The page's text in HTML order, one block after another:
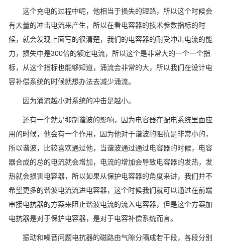
这个充电的过程中呢，他相当于损失的短路，所以这个时候会
有大量的冲击电流来产生，所以在看电容器的技术参数指标的时
候，就会发现上面写的很清楚，我们的电容器的耐受冲击电流的能
力，损失中是300倍的额定电流，所以这个是非常大的一个一个指
标，从这个指标也能够知道，涌流会非常的大，所以我们在设计电
容补偿系统的时候就想办法去减少涌流。
因为涌流越小对系统的冲击是越小。
还有一个就是抑制谐波的影响，因为电容器在配电系统里面应
用的时候，他会有一个作用，因为他对于谐波的阻抗是非常小的，
所以谐波，比较喜欢通过他，当谐波通过通过电容器的时候，电容
器合成的总的电流就会增加，电流的增加会导致电容器的发热，发
热就会损害电容器，所以如果从保护电容器的角度来讲，我们并不
希望更多的谐波电流流进电容器，这个时候我们就可以通过在前端
串接电抗器的方案来阻止谐波电流的流入电容器，但是这个方案加
电抗器是对于保护电容器，是对于电容补偿系统而言。
振动和噪音问题电抗器的磁路由气隙分隔成若干段，各段分别